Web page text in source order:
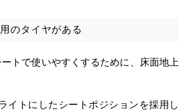
のタイヤがある
トで使いやすくするために、床面地上
イトにしたシートポジションを採用し